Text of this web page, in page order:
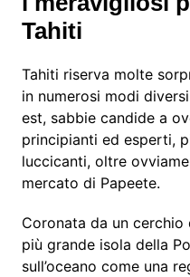
Tahiti
Tahiti riserva molte
in numerosi modi
est, sabbie candide a
principianti ed esperti,
luccicanti, oltre
mercato di Papeete.
Coronata da un cerchio
più grande isola della
sull’oceano come una